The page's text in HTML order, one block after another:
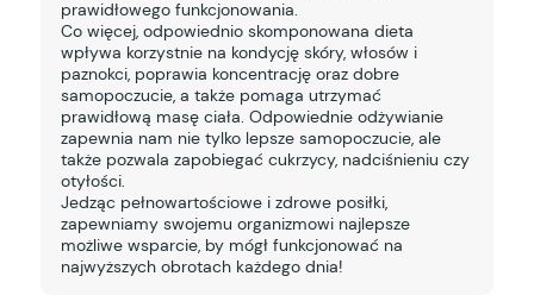
prawidłowego funkcjonowania.
Co więcej, odpowiednio skomponowana dieta
wpływa korzystnie na kondycję skóry, włosów i
paznokci, poprawia koncentrację oraz dobre
samopoczucie, a także pomaga utrzymać
prawidłową masę ciała. Odpowiednie odżywianie
zapewnia nam nie tylko lepsze samopoczucie, ale
także pozwala zapobiegać cukrzycy, nadciśnieniu czy
otyłości.
Jedząc pełnowartościowe i zdrowe posiłki,
zapewniamy swojemu organizmowi najlepsze
możliwe wsparcie, by mógł funkcjonować na
najwyższych obrotach każdego dnia!